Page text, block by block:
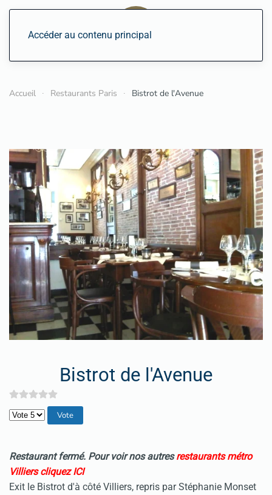
Accéder au contenu principal
Accueil Restaurants Paris Bistrot de l'Avenue
Bistrot de l'Avenue
Veuillez voter
Restaurant fermé. Pour voir nos autresrestaurants métro
Villiers cliquez ICI
Exit le Bistrot d'à côté Villiers, repris par Stéphanie Monset